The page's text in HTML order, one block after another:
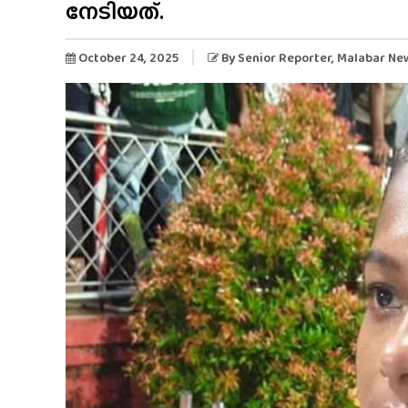
നേടിയത്.
October 24, 2025 By Senior Reporter, Malabar